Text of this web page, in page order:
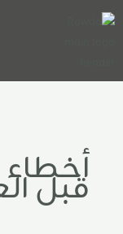
تخطي
إلى
أخطاء
قبل